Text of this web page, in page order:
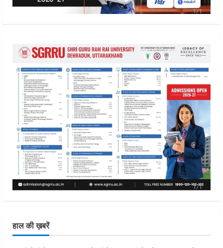
हाल की ख़बरें